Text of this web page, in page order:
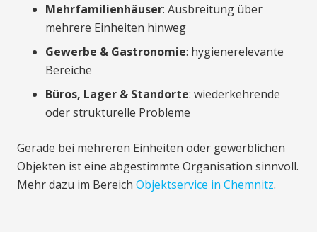
Mehrfamilienhäuser: Ausbreitung über
mehrere Einheiten hinweg
Gewerbe & Gastronomie: hygienerelevante
Bereiche
Büros, Lager & Standorte: wiederkehrende
oder strukturelle Probleme
Gerade bei mehreren Einheiten oder gewerblichen
Objekten ist eine abgestimmte Organisation sinnvoll.
Mehr dazu im Bereich Objektservice in Chemnitz.